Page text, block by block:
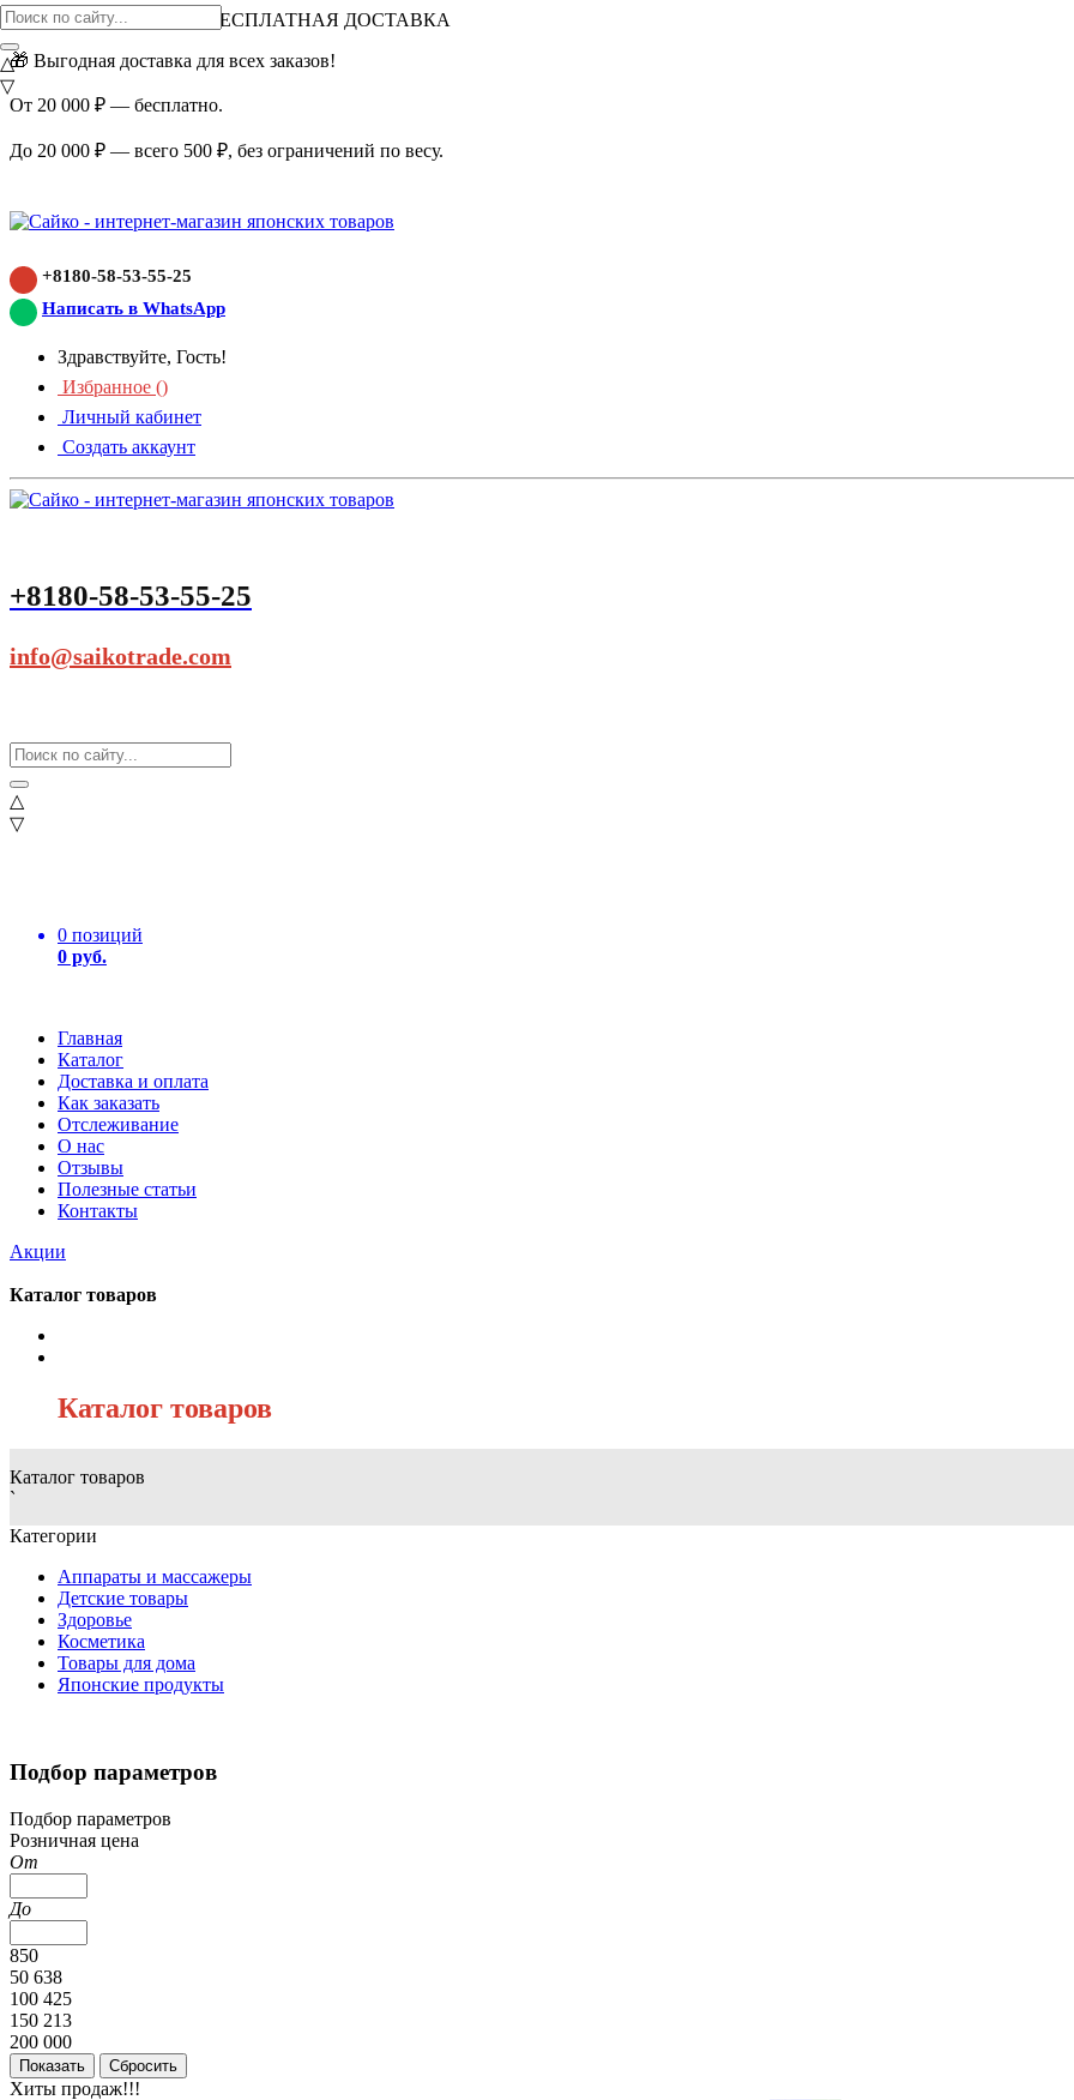
ВНИМАНИЕ АКЦИЯ!
БЕСПЛАТНАЯ ДОСТАВКА
🎁 Выгодная доставка для всех заказов!
От 20 000 ₽ — бесплатно.
До 20 000 ₽ — всего 500 ₽, без ограничений по весу.
+8180-58-53-55-25
Написать в WhatsApp
Здравствуйте, Гость!
Избранное ()
Личный кабинет
Создать аккаунт
+8180-58-53-55-25
info@saikotrade.com
△
▽
0 позиций
0 руб.
Главная
Каталог
Доставка и оплата
Как заказать
Отслеживание
О нас
Отзывы
Полезные статьи
Контакты
Акции
△
▽
Каталог товаров
Каталог товаров
Каталог товаров
`
Категории
Аппараты и массажеры
Детские товары
Здоровье
Косметика
Товары для дома
Японские продукты
Подбор параметров
Подбор параметров
Розничная цена
От
До
850
50 638
100 425
150 213
200 000
Хиты продаж!!!